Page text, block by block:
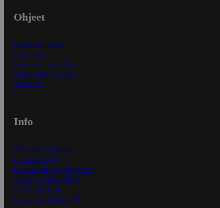
Ohjeet
Ensitilaajan ohjeet
Näin maksat
Näin tilaat ja muokkaat
Kaikki ohjeet ja vinkit
In English
Info
S-Business yrityksille
Oiva-raportit
Osuuskauppojen yhteystiedot
Tilaus- ja toimitusehdot
Tietosuojakäytäntö
Palvelun käyttöehdot